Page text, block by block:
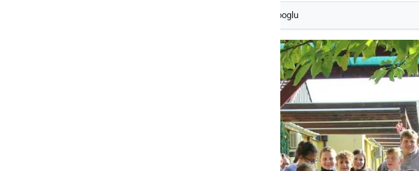
kot svoj prednostni vir na Googlu